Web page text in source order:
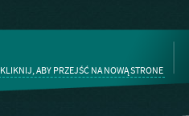
KLIKNIJ, ABY PRZEJŚĆ NA NOWĄ STRONE